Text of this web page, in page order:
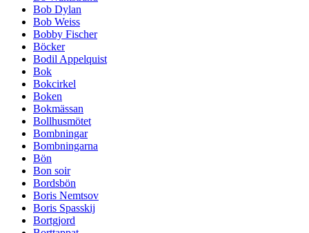
Bob Dylan
Bob Weiss
Bobby Fischer
Böcker
Bodil Appelquist
Bok
Bokcirkel
Boken
Bokmässan
Bollhusmötet
Bombningar
Bombningarna
Bön
Bon soir
Bordsbön
Boris Nemtsov
Boris Spasskij
Bortgjord